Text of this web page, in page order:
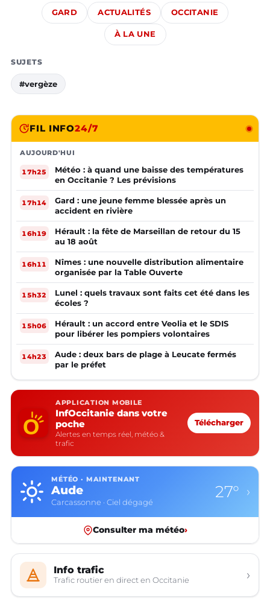
GARD ACTUALITÉS OCCITANIE
À LA UNE
SUJETS
#vergèze
FIL INFO24/7
AUJOURD'HUI
17h25
Météo : à quand une baisse des températures
en Occitanie ? Les prévisions
17h14
Gard : une jeune femme blessée après un
accident en rivière
16h19
Hérault : la fête de Marseillan de retour du 15
au 18 août
16h11
Nîmes : une nouvelle distribution alimentaire
organisée par la Table Ouverte
15h32
Lunel : quels travaux sont faits cet été dans les
écoles ?
15h06
Hérault : un accord entre Veolia et le SDIS
pour libérer les pompiers volontaires
14h23
Aude : deux bars de plage à Leucate fermés
par le préfet
APPLICATION MOBILE
InfOccitanie dans votre
poche
Alertes en temps réel, météo &
trafic
Télécharger
MÉTÉO · MAINTENANT
Aude
Carcassonne · Ciel dégagé
27° ›
Consulter ma météo›
Info trafic
Trafic routier en direct en Occitanie ›